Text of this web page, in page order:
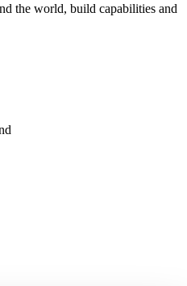
the world, build capabilities and